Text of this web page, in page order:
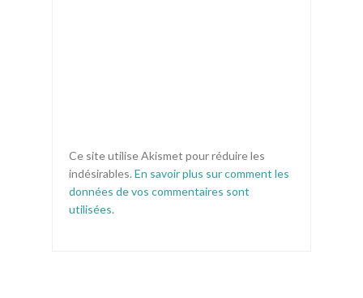
Ce site utilise Akismet pour réduire les
indésirables. En savoir plus sur comment les
données de vos commentaires sont
utilisées.